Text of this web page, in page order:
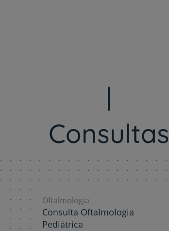
Sobre nós
Contacte-nos
Consultas
Oftalmologia
Consulta Oftalmologia
Pediátrica